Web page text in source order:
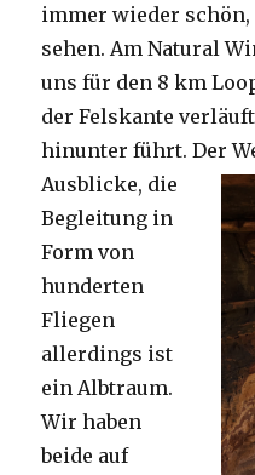
immer wieder schön,
sehen. Am Natural
uns für den 8 km
der Felskante
hinunter führt. Der
Ausblicke, die
Begleitung in
Form von
hunderten
Fliegen
allerdings ist
ein Albtraum.
Wir haben
beide auf